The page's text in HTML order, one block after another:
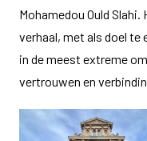
Mohamedou Ould
verhaal, met als doel
in de meest extreme
vertrouwen en